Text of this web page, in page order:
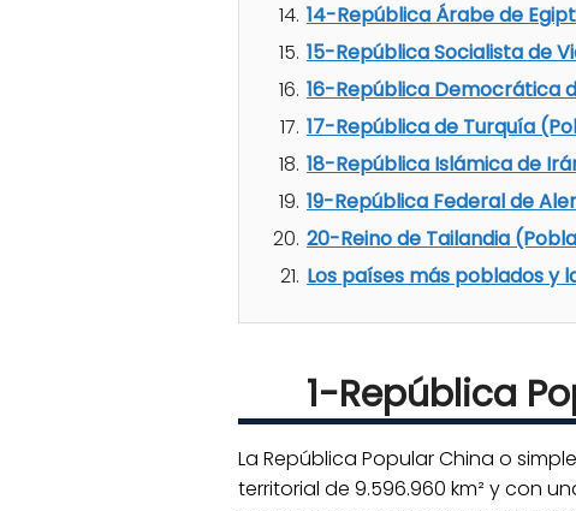
14-República Árabe de
15-República Socialista de
16-República Democrática
17-República de Turquía
18-República Islámica de
19-República Federal de
20-Reino de Tailandia
Los países más poblados y
1-República
La República Popular China o
territorial de 9.596.960 km² y con